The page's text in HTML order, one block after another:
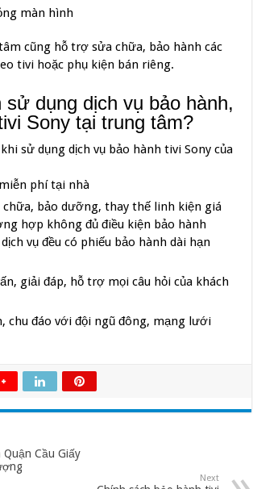
màn hình
cũng hỗ trợ sửa chữa, bảo hành các
tivi hoặc phụ kiện bán riêng.
sử dụng dịch vụ bảo hành,
Sony tại trung tâm?
sử dụng dịch vụ bảo hành tivi Sony của
phí tại nhà
chữa, bảo dưỡng, thay thế linh kiện giá
hợp không đủ điều kiện bảo hành
vụ đều có phiếu bảo hành dài hạn
giải đáp, hỗ trợ mọi câu hỏi của khách
chu đáo với đội ngũ đông, mạng lưới
Cầu Giấy
Next